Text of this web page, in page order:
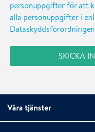
personuppgifter för att
alla personuppgifter i
Våra tjänster